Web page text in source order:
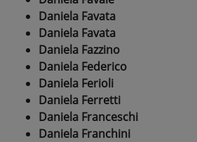
Daniela Favata
Daniela Favata
Daniela Fazzino
Daniela Federico
Daniela Ferioli
Daniela Ferretti
Daniela Franceschi
Daniela Franchini